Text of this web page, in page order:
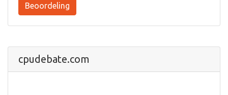
Beoordeling
cpudebate.com